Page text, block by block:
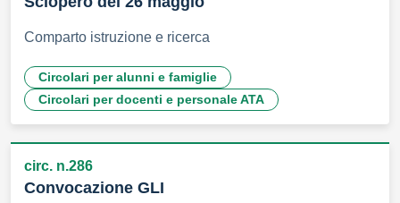
Comparto istruzione e ricerca
Circolari per alunni e famiglie
Circolari per docenti e personale ATA
circ. n.286
Convocazione GLI